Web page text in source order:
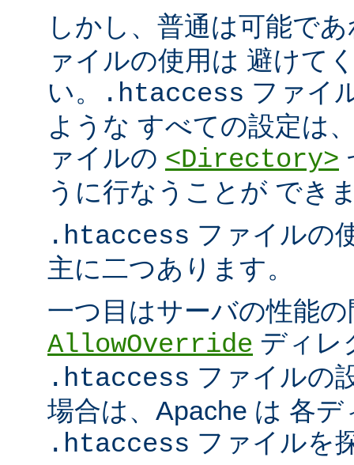
しかし、普通は可能で
ァイルの使用は 避けて
い。
.htaccess ファイ
ような すべての設定は
ァイルの <Directory>
うに行なうことが でき
.htaccess ファイルの
主に二つあります。
一つ目はサーバの性能
AllowOverride ディレ
.htaccess ファイルの
場合は、Apache は 各
.htaccess ファイルを